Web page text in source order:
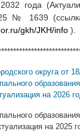
года
№ 1639
gkh/JKH/info ).
округа
на 2026
на 2025